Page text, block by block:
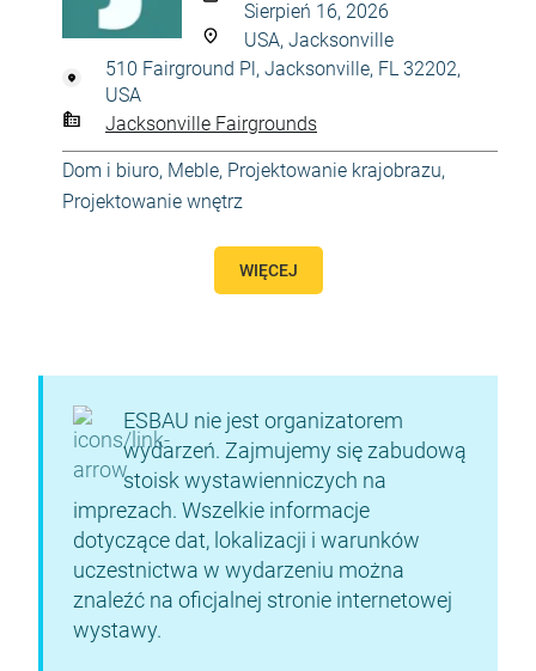
Sierpień 16, 2026
USA, Jacksonville
510 Fairground Pl, Jacksonville, FL 32202,
USA
Jacksonville Fairgrounds
Dom i biuro, Meble, Projektowanie krajobrazu,
Projektowanie wnętrz
WIĘCEJ
ESBAU nie jest organizatorem
wydarzeń. Zajmujemy się zabudową
stoisk wystawienniczych na
imprezach. Wszelkie informacje
dotyczące dat, lokalizacji i warunków
uczestnictwa w wydarzeniu można
znaleźć na oficjalnej stronie internetowej
wystawy.